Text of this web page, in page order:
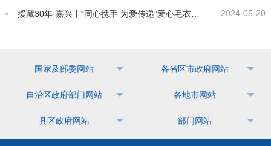
援藏30年·嘉兴丨“同心携手 为爱传递”爱心毛衣捐赠活动 2024-05-20
国家及部委网站 各省区市政府网站
自治区政府部门网站 各地市网站
县区政府网站 部门网站